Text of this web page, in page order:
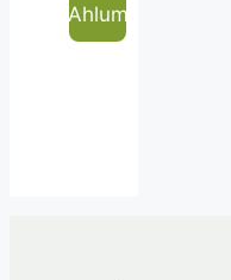
Ahlum